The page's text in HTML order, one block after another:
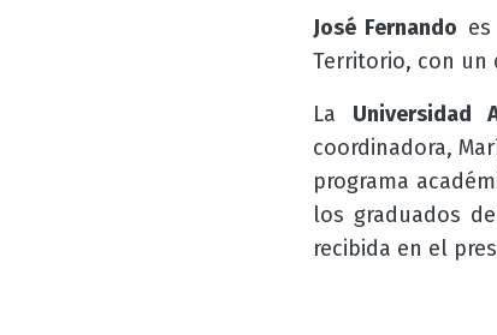
José Fernando
Territorio, con un
La Universidad
coordinadora,
programa
los graduados
recibida en el